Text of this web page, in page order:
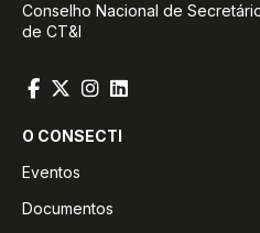
Conselho Nacional de
de CT&I
O CONSECTI
Eventos
Documentos